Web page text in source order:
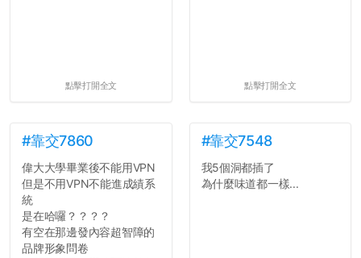
點擊打開全文 點擊打開全文
#靠交7860
偉大大學畢業後不能用VPN
但是不用VPN不能進成績系
統
是在哈囉？？？？
有空在那邊發內容超智障的
品牌形象問卷
#靠交7548
我5個洞都插了
為什麼味道都一樣...